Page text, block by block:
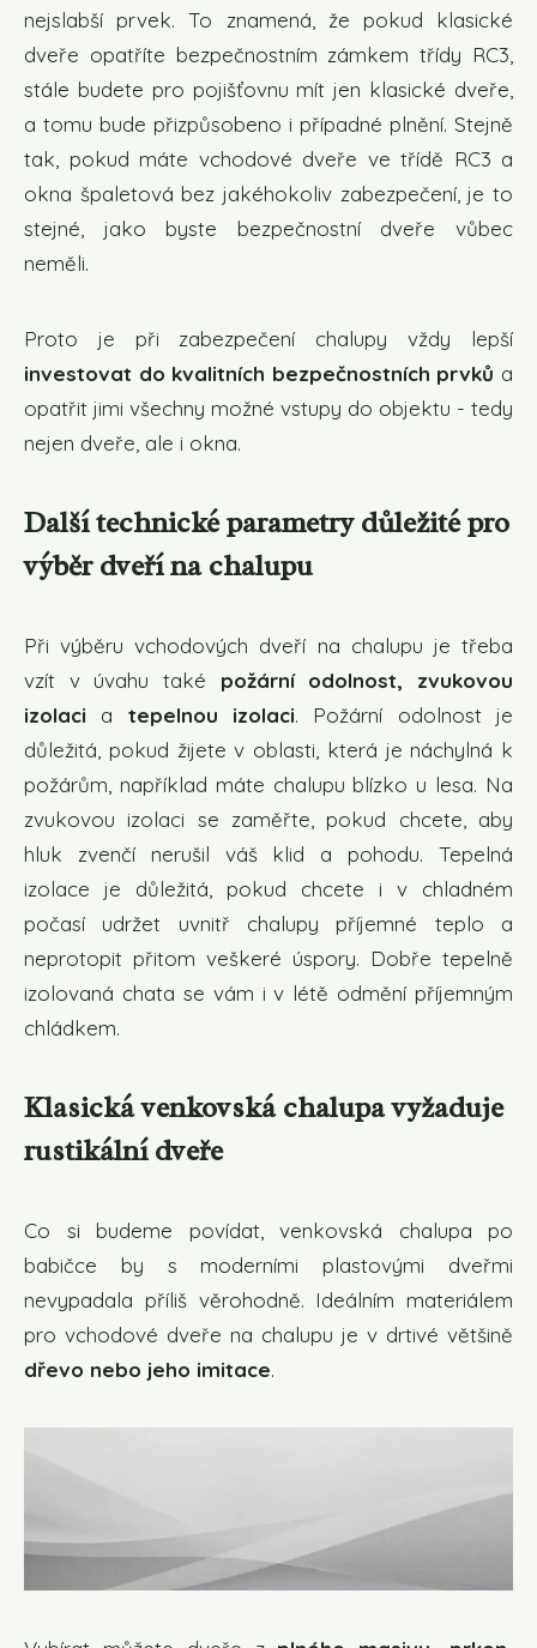
nejslabší prvek. To znamená, že pokud klasické
dveře opatříte bezpečnostním zámkem třídy RC3,
stále budete pro pojišťovnu mít jen klasické dveře,
a tomu bude přizpůsobeno i případné plnění. Stejně
tak, pokud máte vchodové dveře ve třídě RC3 a
okna špaletová bez jakéhokoliv zabezpečení, je to
stejné, jako byste bezpečnostní dveře vůbec
neměli.
Proto je při zabezpečení chalupy vždy lepší
investovat do kvalitních bezpečnostních prvků a
opatřit jimi všechny možné vstupy do objektu - tedy
nejen dveře, ale i okna.
Další technické parametry důležité pro
výběr dveří na chalupu
Při výběru vchodových dveří na chalupu je třeba
vzít v úvahu také požární odolnost, zvukovou
izolaci a tepelnou izolaci. Požární odolnost je
důležitá, pokud žijete v oblasti, která je náchylná k
požárům, například máte chalupu blízko u lesa. Na
zvukovou izolaci se zaměřte, pokud chcete, aby
hluk zvenčí nerušil váš klid a pohodu. Tepelná
izolace je důležitá, pokud chcete i v chladném
počasí udržet uvnitř chalupy příjemné teplo a
neprotopit přitom veškeré úspory. Dobře tepelně
izolovaná chata se vám i v létě odmění příjemným
chládkem.
Klasická venkovská chalupa vyžaduje
rustikální dveře
Co si budeme povídat, venkovská chalupa po
babičce by s moderními plastovými dveřmi
nevypadala příliš věrohodně. Ideálním materiálem
pro vchodové dveře na chalupu je v drtivé většině
dřevo nebo jeho imitace.